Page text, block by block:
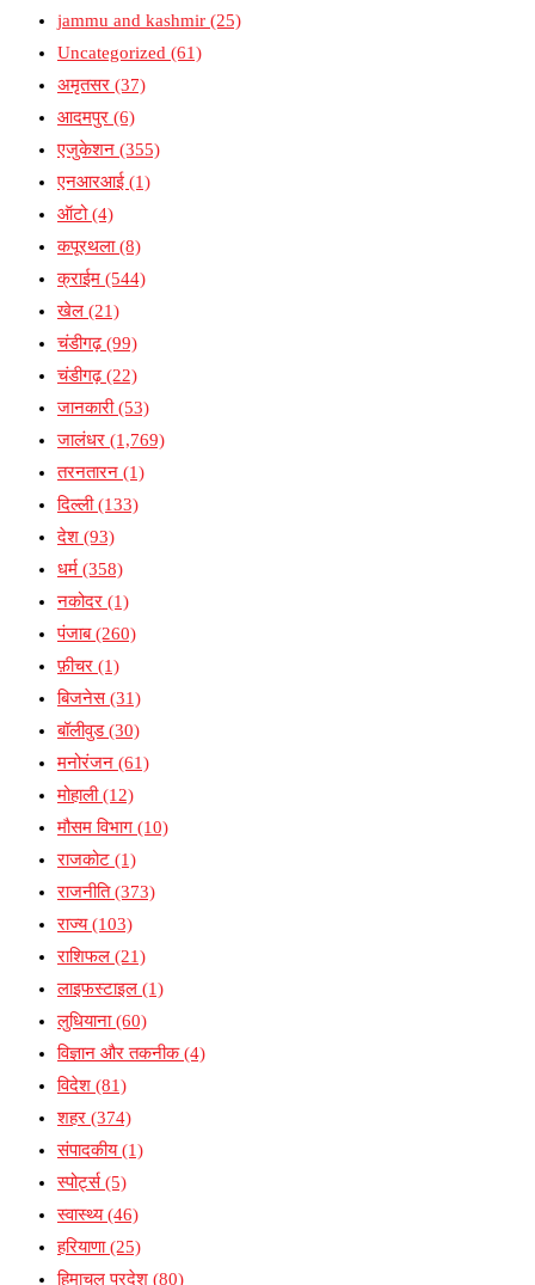
jammu and kashmir (25)
Uncategorized (61)
अमृतसर (37)
आदमपुर (6)
एजुकेशन (355)
एनआरआई (1)
ऑटो(4)
कपूरथला(8)
क्राईम (544)
खेल (21)
चंडीगढ़(99)
चंडीगढ़(22)
जानकारी(53)
जालंधर (1,769)
तरनतारन (1)
दिल्ली(133)
देश (93)
धर्म (358)
नकोदर (1)
पंजाब(260)
फ़ीचर (1)
बिजनेस(31)
बॉलीवुड(30)
मनोरंजन (61)
मोहाली(12)
मौसम विभाग (10)
राजकोट (1)
राजनीति(373)
राज्य(103)
राशिफल (21)
लाइफस्टाइल (1)
लुधियाना(60)
विज्ञान और तकनीक(4)
विदेश (81)
शहर (374)
संपादकीय(1)
स्पोर्ट्स(5)
स्वास्थ्य(46)
हरियाणा(25)
हिमाचल प्रदेश (80)